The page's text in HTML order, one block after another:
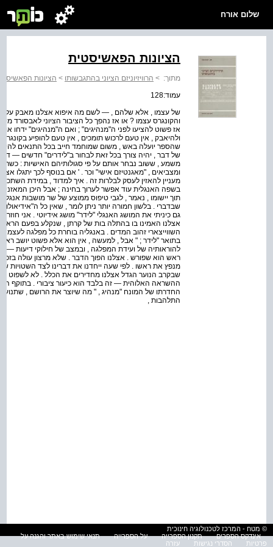
שלום אורח
הציונות הפאשיסטית
מתוך: > הרוויזיוניזם הציוני בהתגבשותו > הציונות
עמוד:128
של עצמו , אלא שלהם , — לשם מה איפוא אצלנו מאבק על
והקונגרס עצמו ? או אז נהפך כל הציבור הציוני לאבסורד
אז פשוט להציעו לפני ה"מנהיגים" ; ואם ה"מנהיגים" ידחו
ולהיאבק , אין טעם לרכוש תומכים , אין טעם להופיע
שהספר יועלה באש , משום שמוחמד חייב בכל התנאים
של דבר , יהיה צורך בכל זאת לבחור ב"לידרים" חדשים —
משמע , ששוב נבחר אותם על פי סגולותיהם האישיות : כשרון
ומצביאים , "מאגנטיזם אישי" וכר . ' אם בנוסף לכך יתגלו
מעניין להאזין לעסק לבלרות זה . איך למדוד , במידת
בשפה האנגלית עוד אפשר לערוך בחינה ; אבל היכן
תוך יישומו , נאמר , לגבי טיפוס ממוצע של שר מושבות
שבדברי . בלשון חמורה יותר ניתן לומר , שאין כל
גם כיניתי את המושג האנגלי "לידר" מושג אידיוטי . אני
אצלנו האמינו בו בהתלה בות של קרתן , שנקלע בפעם
השווייצארי זהוב המדים . באנגליה בוחרת כל מפלגה לעצמה
בתואר "לידר ; " אבל , למעשה , אין הוא אלא פשוט יושב ראש
להוראותיה של ועידת המפלגה , ובמצב של חילוקי דיעות —
ראש הוא שפורש . אצלנו הפוך הדבר . שלא מרצון עולה
מנפץ את ראשו . לפי שעה ייחדנו את דברינו לצד השטויות
שבקרב הנוער הגדל אצלנו מחדירים את הכלל . לא לשפוט ,
ההשראה האלוהית — זה בלבד הוא כיעור ציבורי . בתוקף
החדרתו של המונח "מנהיג , " מה שיוצר את הרושם ,
התלהבות ,
© מטח - המרכז לטכנולוגיה חינוכית
אינדקס הספרים
תקנון הספרייה על הספרייה
תנאי שימוש באתר והגנה על
פרטיות
הסדרי נגישות עזרה